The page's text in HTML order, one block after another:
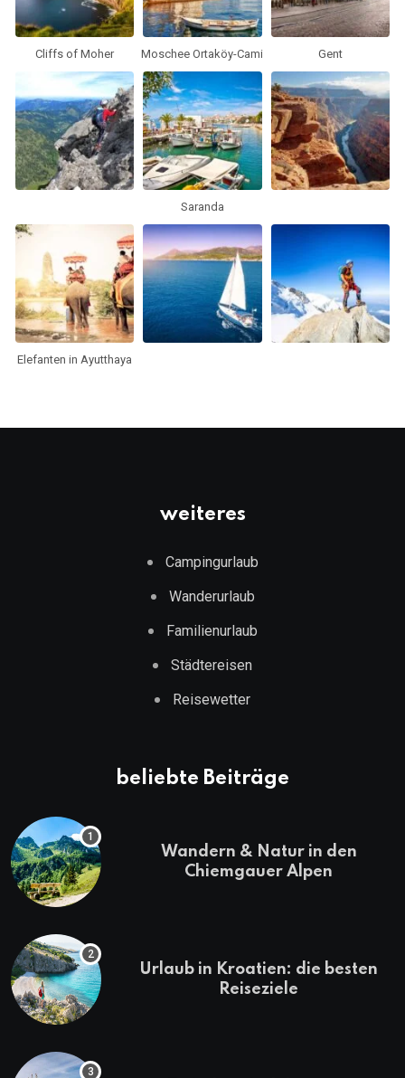
Cliffs of Moher Moschee Ortaköy-Cami Gent
Saranda
Elefanten in Ayutthaya
weiteres
Campingurlaub
Wanderurlaub
Familienurlaub
Städtereisen
Reisewetter
beliebte Beiträge
Wandern & Natur in den
Chiemgauer Alpen
Urlaub in Kroatien: die besten
Reiseziele